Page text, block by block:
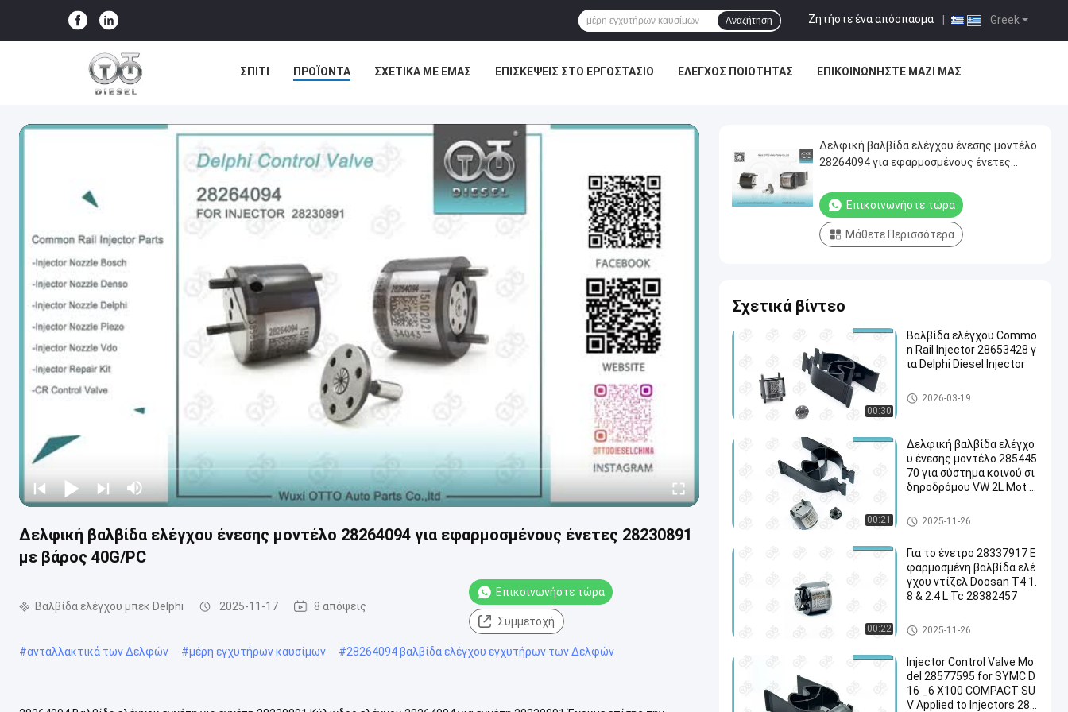
Greek
Ζητήστε ένα απόσπασμα
Αναζήτηση
ΣΠΊΤΙ ΠΡΟΪΌΝΤΑ ΣΧΕΤΙΚΆ ΜΕ ΕΜΆΣ ΕΠΙΣΚΈΨΕΙΣ ΣΤΟ ΕΡΓΟΣΤΆΣΙΟ ΈΛΕΓΧΟΣ ΠΟΙΌΤΗΤΑΣ ΕΠΙΚΟΙΝΩΝΉΣΤΕ ΜΑΖΊ ΜΑΣ
Δελφική βαλβίδα ελέγχου ένεσης μοντέλο 28264094 για εφαρμοσμένους ένετες 28230891
με βάρος 40G/PC
Βαλβίδα ελέγχου μπεκ Delphi 2025-11-17 8 απόψεις
Επικοινωνήστε τώρα
Συμμετοχή
#ανταλλακτικά των Δελφών #μέρη εγχυτήρων καυσίμων #28264094 βαλβίδα ελέγχου εγχυτήρων των Δελφών
Δελφική βαλβίδα ελέγχου ένεσης μοντέλο
28264094 για εφαρμοσμένους ένετες
Επικοινωνήστε τώρα
Μάθετε Περισσότερα
Σχετικά βίντεο
00:30
Βαλβίδα ελέγχου Commo
n Rail Injector 28653428 γ
ια Delphi Diesel Injector
Βαλβίδα ελέγχου μπεκ Delphi
2026-03-19
00:21
Δελφική βαλβίδα ελέγχο
υ ένεσης μοντέλο 285445
70 για σύστημα κοινού σι
δηροδρόμου VW 2L Mot T
Βαλβίδα ελέγχου μπεκ Delphi
2025-11-26
00:22
Για το ένετρο 28337917 Ε
φαρμοσμένη βαλβίδα ελέ
γχου ντίζελ Doosan T4 1.
8 & 2.4 L Tc 28382457
Βαλβίδα ελέγχου μπεκ Delphi
2025-11-26
Injector Control Valve Mo
del 28577595 for SYMC D
16 _6 X100 COMPACT SU
V Applied to Injectors 283